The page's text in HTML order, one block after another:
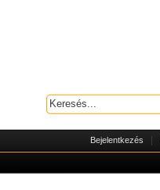
Bejelentkezés